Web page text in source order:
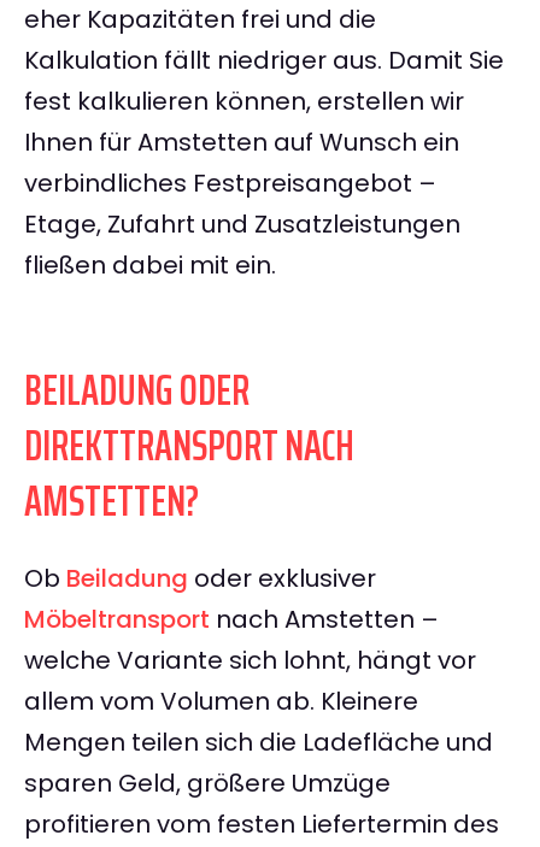
eher Kapazitäten frei und die
Kalkulation fällt niedriger aus. Damit Sie
fest kalkulieren können, erstellen wir
Ihnen für Amstetten auf Wunsch ein
verbindliches Festpreisangebot –
Etage, Zufahrt und Zusatzleistungen
fließen dabei mit ein.
BEILADUNG ODER
DIREKTTRANSPORT NACH
AMSTETTEN?
Ob Beiladung oder exklusiver
Möbeltransport nach Amstetten –
welche Variante sich lohnt, hängt vor
allem vom Volumen ab. Kleinere
Mengen teilen sich die Ladefläche und
sparen Geld, größere Umzüge
profitieren vom festen Liefertermin des